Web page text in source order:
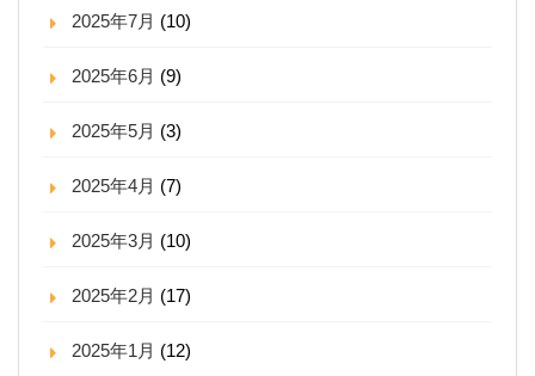
2025年7月 (10)
2025年6月 (9)
2025年5月 (3)
2025年4月 (7)
2025年3月 (10)
2025年2月 (17)
2025年1月 (12)